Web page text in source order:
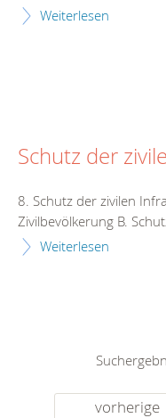
Weiterlesen
Schutz der
8. Schutz der zivilen
Zivilbevölkerung B.
Weiterlesen
vorherige